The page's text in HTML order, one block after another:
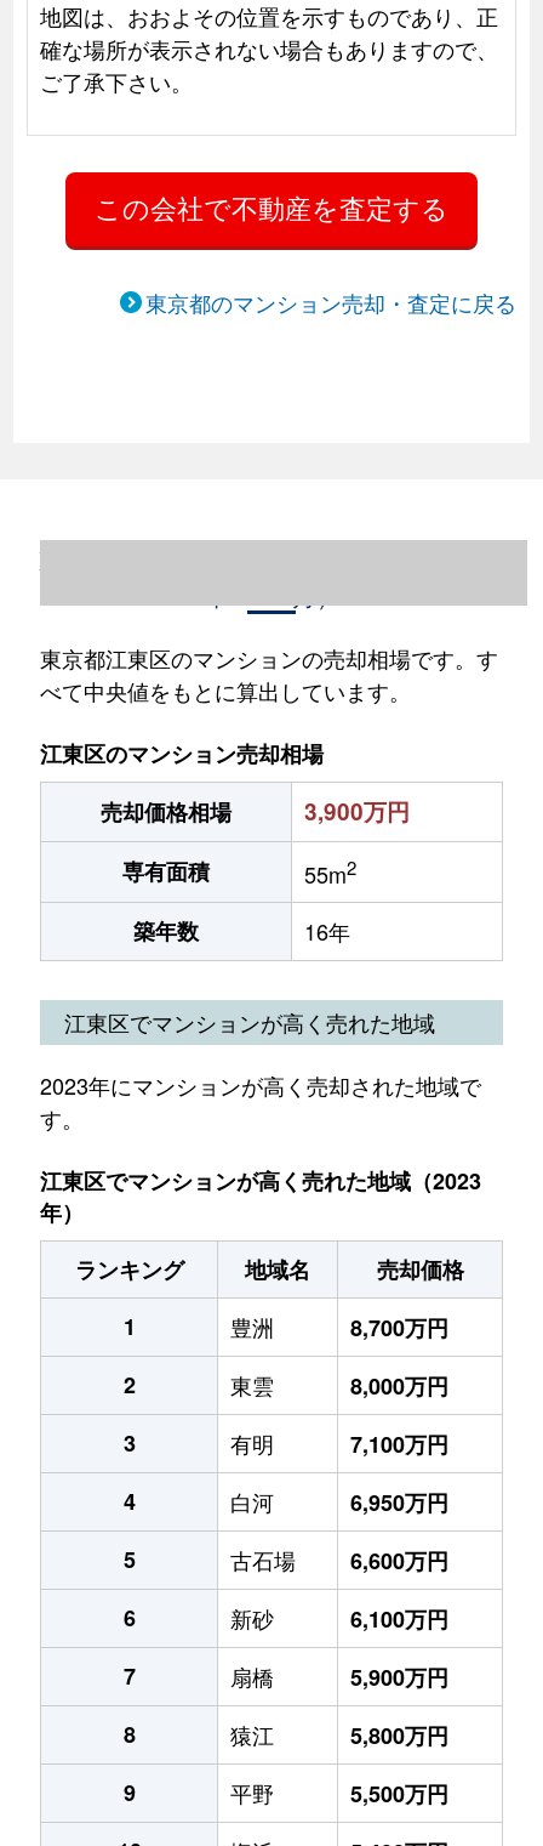
地図は、おおよその位置を示すものであり、正
確な場所が表示されない場合もありますので、
ご了承下さい。
東京都のマンション売却・査定に戻る
東京都江東区のマンション売却情報（2023
東京都江東区のマンションの売却相場です。す
べて中央値をもとに算出しています。
江東区のマンション売却相場
売却価格相場
3,900万円
専有面積 55m2
築年数 16年
江東区でマンションが高く売れた地域
2023年にマンションが高く売却された地域で
す。
江東区でマンションが高く売れた地域（2023
年）
ランキング
地域名
売却価格
1
豊洲
8,700万円
2
東雲
8,000万円
3
有明
7,100万円
4
白河
6,950万円
5
古石場
6,600万円
6
新砂
6,100万円
7
扇橋
5,900万円
8
猿江
5,800万円
9
平野
5,500万円